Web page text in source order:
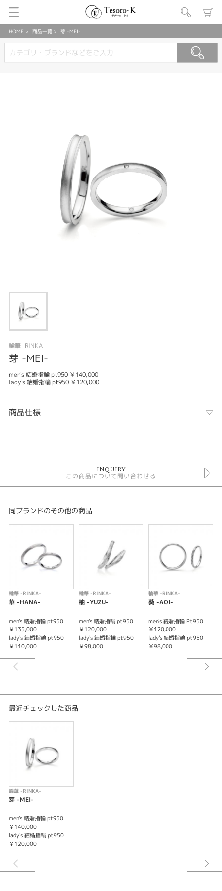
HOME 商品一覧 芽 -MEI-
輪華 -RINKA-
芽 -MEI-
men's 結婚指輪 pt950 ￥140,000
lady's 結婚指輪 pt950 ￥120,000
商品仕様
結婚指輪
性別
レディース
INQUIRY
この商品について問い合わせる
同ブランドのその他の商品
輪華 -RINKA-
華 -HANA-
men's 結婚指輪 pt950
￥135,000
lady's 結婚指輪 pt950
￥110,000
輪華 -RINKA-
柚 -YUZU-
men's 結婚指輪 pt950
￥120,000
lady's 結婚指輪 pt950
￥98,000
輪華 -RINKA-
葵 -AOI-
men's 結婚指輪 Pt950
￥120,000
lady's 結婚指輪 pt950
￥98,000
最近チェックした商品
輪華 -RINKA-
芽 -MEI-
men's 結婚指輪 pt950
￥140,000
lady's 結婚指輪 pt950
￥120,000